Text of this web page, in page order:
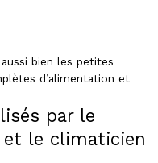
bien les petites
d’alimentation et
par le
le climaticien